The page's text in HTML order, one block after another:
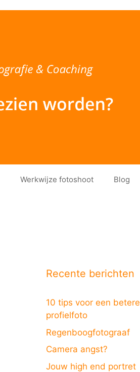
Werkwijze fotoshoot Blog
Recente berichten
10 tips voor een betere
profielfoto
Regenboogfotograaf
Camera angst?
Jouw high end portret